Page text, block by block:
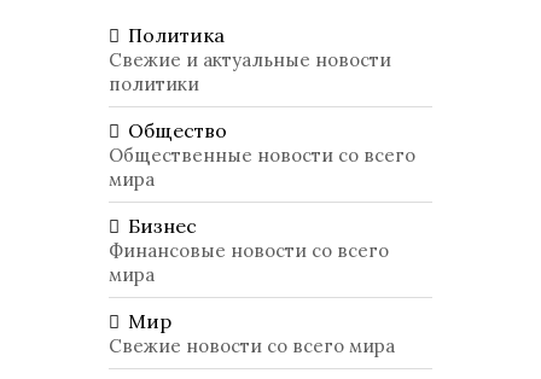
Политика
Свежие и актуальные новости
политики
Общество
Общественные новости со всего
мира
Бизнес
Финансовые новости со всего
мира
Мир
Свежие новости со всего мира